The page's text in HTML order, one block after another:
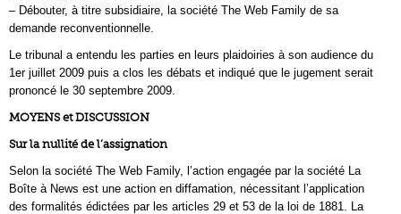
– Débouter, à titre subsidiaire, la société The Web Family de sa
demande reconventionnelle.
Le tribunal a entendu les parties en leurs plaidoiries à son audience du
1er juillet 2009 puis a clos les débats et indiqué que le jugement serait
prononcé le 30 septembre 2009.
MOYENS et DISCUSSION
Sur la nullité de l’assignation
Selon la société The Web Family, l’action engagée par la société La
Boîte à News est une action en diffamation, nécessitant l’application
des formalités édictées par les articles 29 et 53 de la loi de 1881. La